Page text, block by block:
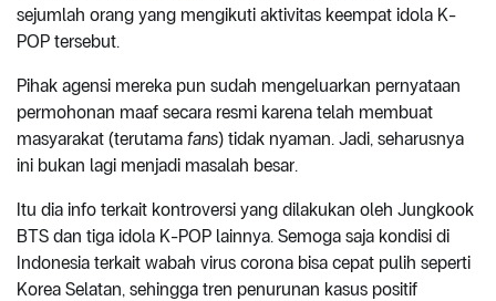
sejumlah orang yang mengikuti aktivitas keempat idola K-
POP tersebut.
Pihak agensi mereka pun sudah mengeluarkan pernyataan
permohonan maaf secara resmi karena telah membuat
masyarakat (terutama fans) tidak nyaman. Jadi, seharusnya
ini bukan lagi menjadi masalah besar.
Itu dia info terkait kontroversi yang dilakukan oleh Jungkook
BTS dan tiga idola K-POP lainnya. Semoga saja kondisi di
Indonesia terkait wabah virus corona bisa cepat pulih seperti
Korea Selatan, sehingga tren penurunan kasus positif